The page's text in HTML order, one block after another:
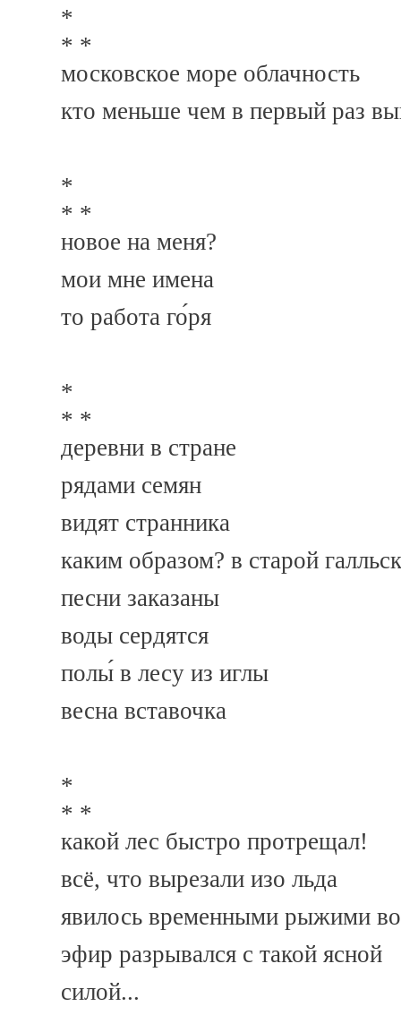
*
* *
московское море облачность
кто меньше чем в первый раз
*
* *
новое на меня?
мои мне имена
то работа го́ря
*
* *
деревни в стране
рядами семян
видят странника
каким образом? в старой
песни заказаны
воды сердятся
полы́ в лесу из иглы
весна вставочка
*
* *
какой лес быстро протрещал!
всё, что вырезали изо льда
явилось временными рыжими
эфир разрывался с такой ясной
силой...